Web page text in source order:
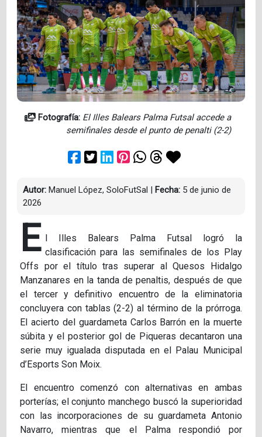
Fotografía: El Illes Balears Palma Futsal accede a
semifinales desde el punto de penalti (2-2)
Autor: Manuel López, SoloFutSal | Fecha: 5 de junio de
2026
E l Illes Balears Palma Futsal logró la
clasificación para las semifinales de los Play
Offs por el título tras superar al Quesos Hidalgo
Manzanares en la tanda de penaltis, después de que
el tercer y definitivo encuentro de la eliminatoria
concluyera con tablas (2-2) al término de la prórroga.
El acierto del guardameta Carlos Barrón en la muerte
súbita y el posterior gol de Piqueras decantaron una
serie muy igualada disputada en el Palau Municipal
d’Esports Son Moix.
El encuentro comenzó con alternativas en ambas
porterías; el conjunto manchego buscó la superioridad
con las incorporaciones de su guardameta Antonio
Navarro, mientras que el Palma respondió por